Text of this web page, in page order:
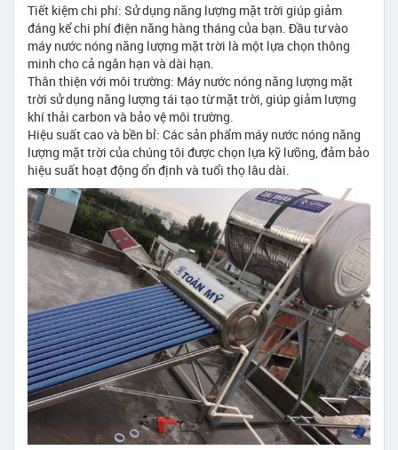
Tiết kiệm chi phí: Sử dụng năng lượng mặt trời giúp giảm
đáng kể chi phí điện năng hàng tháng của bạn. Đầu tư vào
máy nước nóng năng lượng mặt trời là một lựa chọn thông
minh cho cả ngắn hạn và dài hạn.
Thân thiện với môi trường: Máy nước nóng năng lượng mặt
trời sử dụng năng lượng tái tạo từ mặt trời, giúp giảm lượng
khí thải carbon và bảo vệ môi trường.
Hiệu suất cao và bền bỉ: Các sản phẩm máy nước nóng năng
lượng mặt trời của chúng tôi được chọn lựa kỹ lưỡng, đảm bảo
hiệu suất hoạt động ổn định và tuổi thọ lâu dài.